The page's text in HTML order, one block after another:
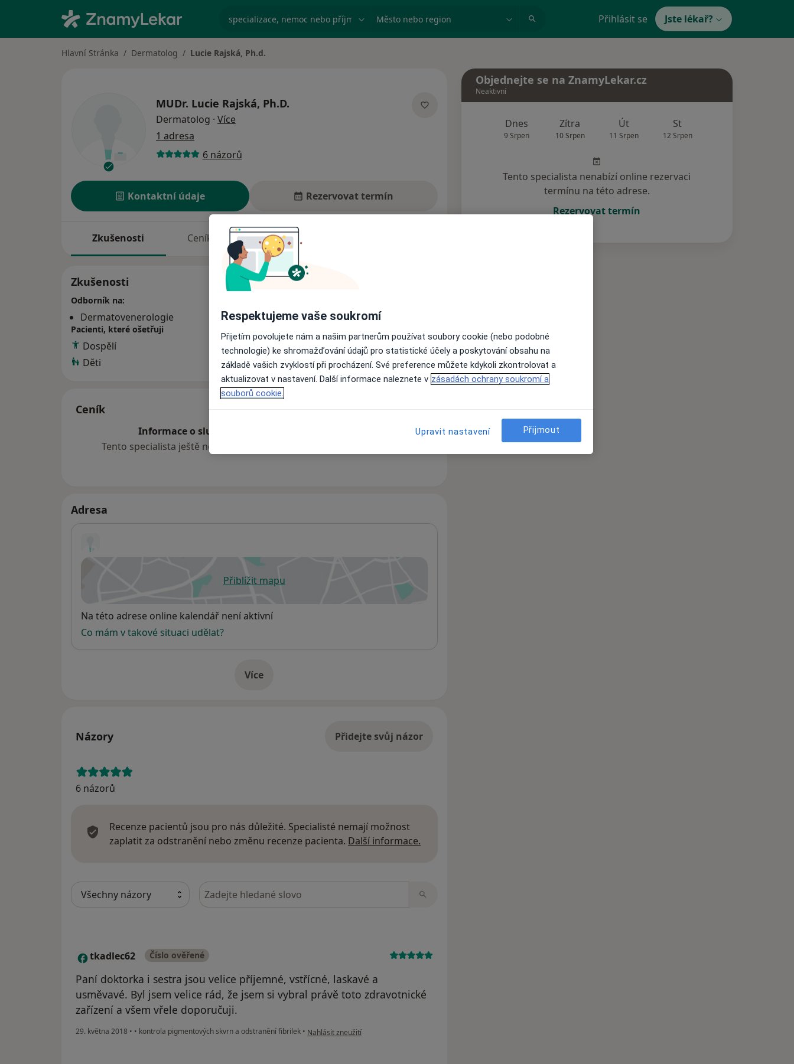
specializace, nemoc nebo příjmení Město nebo region Přihlásit se Jste lékař?
Hlavní Stránka Dermatolog Lucie Rajská, Ph.d.
MUDr. Lucie Rajská, Ph.D.
Dermatolog · Více
1 adresa
6 názorů
Kontaktní údaje Rezervovat termín
Zkušenosti Ceník Adresy
Zkušenosti
Odborník na:
Dermatovenerologie
Pacienti, které ošetřuji
Dospělí
Děti
Ceník
Informace o službách a cenách nejsou k dispozici
Tento specialista ještě nepřidával žádné informace o svých službách.
Adresa
Přiblížit mapuse otevře v nové záložce
Dostupnost
Na této adrese online kalendář není aktivní
Co mám v takové situaci udělat?
Víceo adrese
Názory Přidejte svůj názor
6 názorů
Recenze pacientů jsou pro nás důležité. Specialisté nemají možnost
zaplatit za odstranění nebo změnu recenze pacienta. Další informace.
Hledejte v názorech
T tkadlec62 Číslo ověřené
Paní doktorka i sestra jsou velice příjemné, vstřícné, laskavé a
usměvavé. Byl jsem velice rád, že jsem si vybral právě toto zdravotnické
zařízení a všem vřele doporučuji.
29. května 2018 • • kontrola pigmentových skvrn a odstranění fibrilek • podle názoru uživatele tkadlec62
Nahlásit zneužití
Objednejte se na ZnamyLekar.cz
Neaktivní
Dnes
9 Srpen
Zítra
10 Srpen
Út
11 Srpen
St
12 Srpen
Tento specialista nenabízí online rezervaci
termínu na této adrese.
Rezervovat termín
Respektujeme vaše soukromí
Přijetím povolujete nám a našim partnerům používat soubory cookie (nebo podobné
technologie) ke shromažďování údajů pro statistické účely a poskytování obsahu na
základě vašich zvyklostí při procházení. Své preference můžete kdykoli zkontrolovat a
aktualizovat v nastavení. Další informace naleznete v zásadách ochrany soukromí a
souborů cookie.
Upravit nastavení Přijmout